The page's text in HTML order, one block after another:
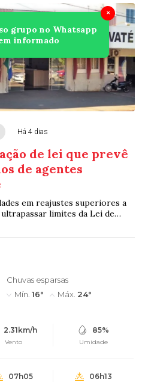
×
grupo no Whatsapp
informado
Há 4 dias
de lei que prevê
de agentes
em reajustes superiores a
limites da Lei de
Chuvas esparsas
Mín. 16° Máx. 24°
2.31km/h
Vento
85%
Umidade
07h05 06h13